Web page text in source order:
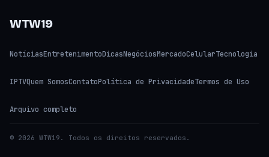
WTW19
NotíciasEntretenimentoDicasNegóciosMercadoCelularTecnologia
IPTVQuem SomosContatoPolítica de PrivacidadeTermos de Uso
Arquivo completo
© 2026 WTW19. Todos os direitos reservados.